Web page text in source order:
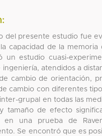
del presente estudio fue
capacidad de la
un estudio cuasi-
ingeniería, atendidos a
cambio de orientación,
cambio con diferentes
grupal en todas las
tamaño de efecto
en una prueba de
Se encontró que es